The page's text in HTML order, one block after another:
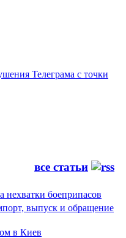
Телеграма с точки
все статьи
нехватки боеприпасов
выпуск и обращение
в Киев